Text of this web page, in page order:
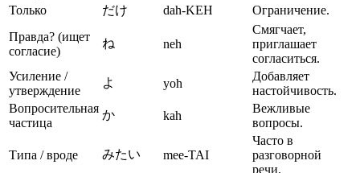
Только
だけ dah-KEH
Ограничение.
Правда? (ищет
согласие)
ね neh
Смягчает,
приглашает
согласиться.
Усиление /
утверждение
よ yoh
Добавляет
настойчивость.
Вопросительная
частица
か kah
Вежливые
вопросы.
Типа / вроде みたい mee-TAI
Часто в
разговорной
речи.